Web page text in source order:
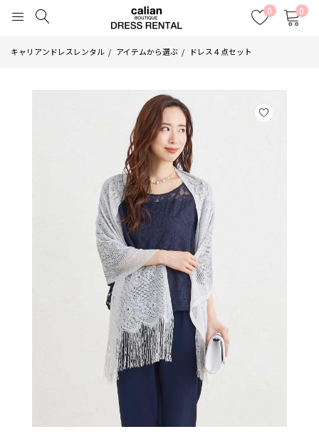
0 0
キャリアンドレスレンタル アイテムから選ぶ ドレス４点セット